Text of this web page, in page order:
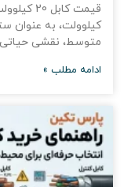
کیلوولت، به عنوان
متوسط، نقشی حیاتی
ادامه مطلب »